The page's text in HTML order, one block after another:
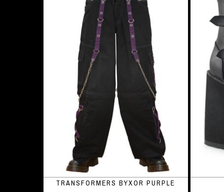
TRANSFORMERS BYXOR PURPLE